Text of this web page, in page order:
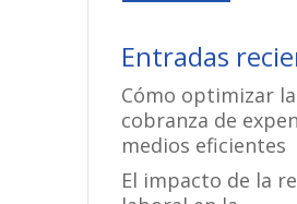
Entradas
Cómo optimizar la
cobranza de
medios eficientes
El impacto de la